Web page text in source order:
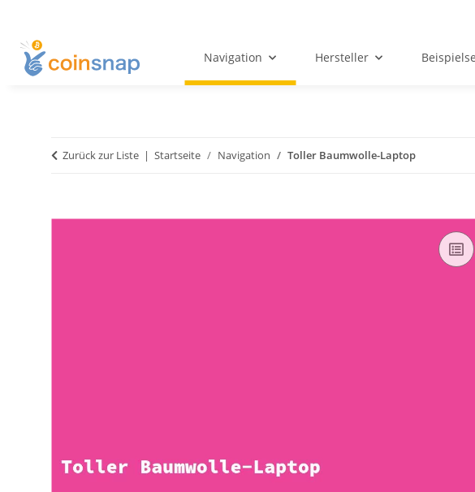
Navigation Hersteller
Zurück zur Liste Startseite Navigation Toller Baumwolle-Laptop